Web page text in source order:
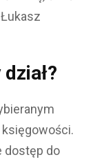
dostęp do